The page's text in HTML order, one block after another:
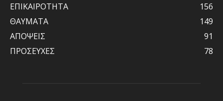
ΕΠΙΚΑΙΡΟΤΗΤΑ
156
ΘΑΥΜΑΤΑ
149
ΑΠΟΨΕΙΣ
91
ΠΡΟΣΕΥΧΕΣ
78